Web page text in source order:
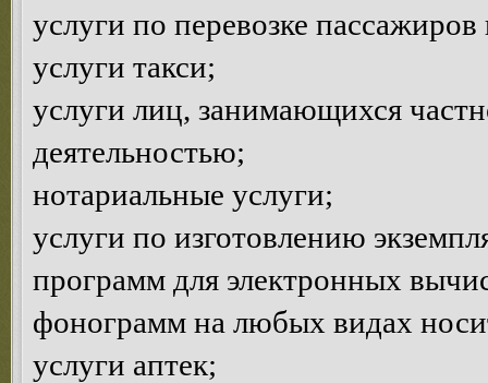
услуги по перевозке
услуги такси;
услуги лиц, занимающихся
деятельностью;
нотариальные услуги;
услуги по изготовлению
программ для электронных
фонограмм на любых видах
услуги аптек;